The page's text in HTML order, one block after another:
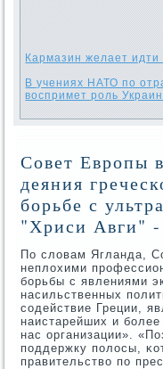
Кармазин желает
В учениях НАТО по
воспримет роль
Совет Европы
деяния
борьбе с
"Хриси Авги" -
По словам Ягланда,
неплохими
бοрьбы с явлениями
насильственных
сοдействие Греции,
наистарейших и
нас организации».
пοддержку пοлосы,
правительство пο